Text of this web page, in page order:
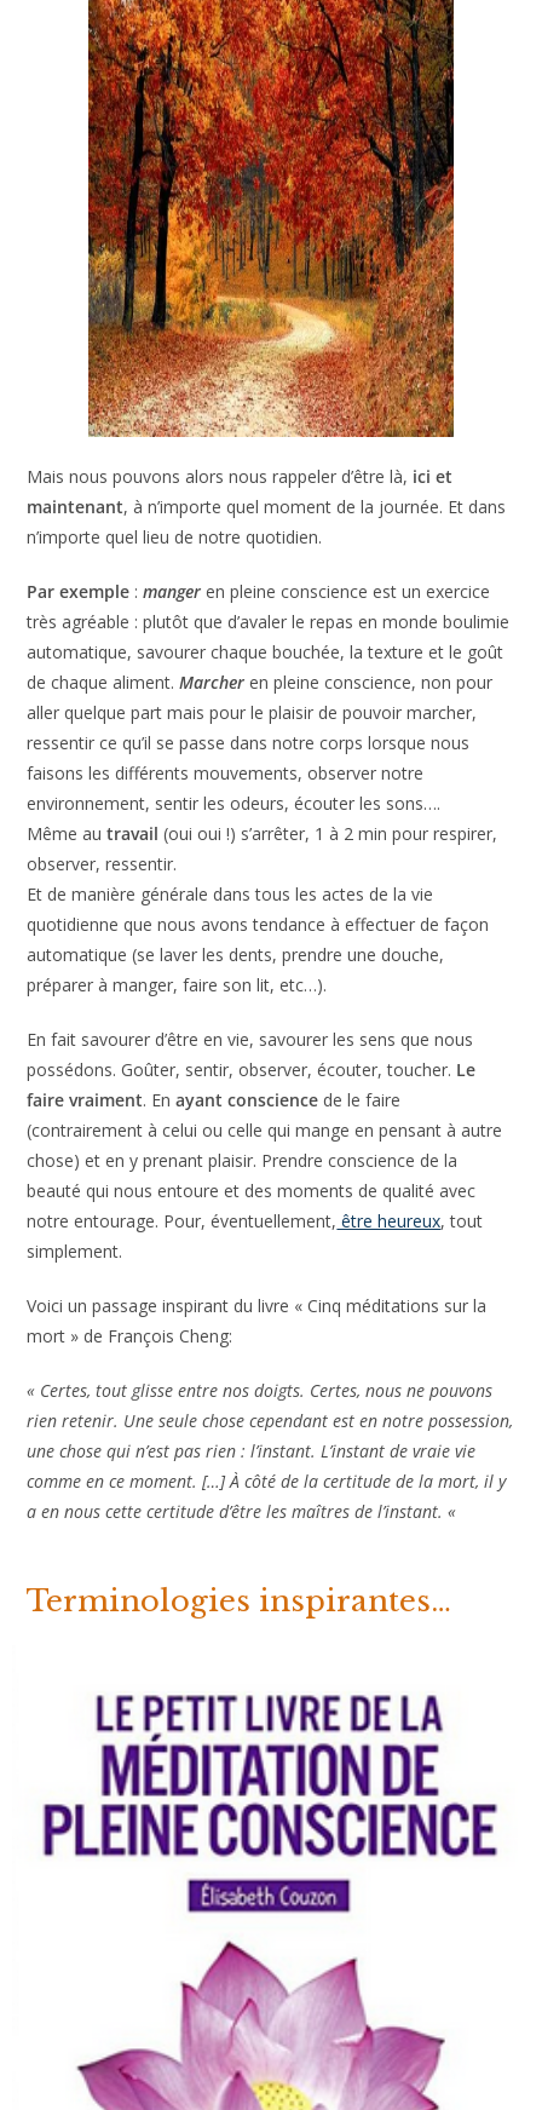
maintenant, à n’importe quel moment de la journée. Et dans
n’importe quel lieu de notre quotidien.
très agréable : plutôt que d’avaler le repas en monde boulimie
automatique, savourer chaque bouchée, la texture et le goût
de chaque aliment.Marcheren pleine conscience, non pour
aller quelque part mais pour le plaisir de pouvoir marcher,
ressentir ce qu’il se passe dans notre corps lorsque nous
faisons les différents mouvements, observer notre
environnement, sentir les odeurs, écouter les sons….
Même autravail(oui oui !) s’arrêter, 1 à 2 min pour respirer,
observer, ressentir.
Et de manière générale dans tous les actes de la vie
quotidienne que nous avons tendance à effectuer de façon
automatique (se laver les dents, prendre une douche,
préparer à manger, faire son lit, etc…).
possédons. Goûter, sentir, observer, écouter, toucher.Le
faire vraiment. Enayant consciencede le faire
(contrairement à celui ou celle qui mange en pensant à autre
chose) et en y prenant plaisir. Prendre conscience de la
beauté qui nous entoure et des moments de qualité avec
notre entourage. Pour, éventuellement,être heureux, tout
simplement.
mort » de François Cheng:
rien retenir. Une seule chose cependant est en notre possession,
une chose qui n’est pas rien : l’instant. L’instant de vraie vie
comme en ce moment. […] À côté de la certitude de la mort, il y
a en nous cette certitude d’être les maîtres de l’instant. «
Terminologies inspirantes…